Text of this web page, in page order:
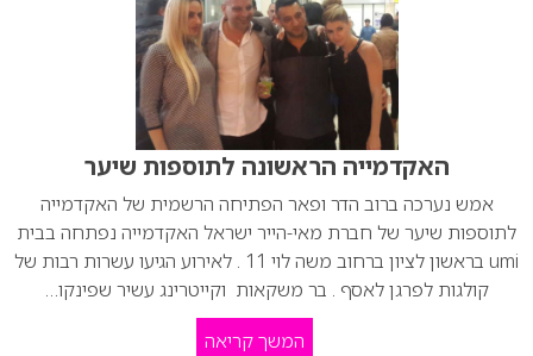
האקדמייה הראשונה לתוספות שיער
אמש נערכה ברוב הדר ופאר הפתיחה הרשמית של האקדמייה
לתוספות שיער של חברת מאי-הייר ישראל האקדמייה נפתחה בבית
umi בראשון לציון ברחוב משה לוי 11 . לאירוע הגיעו עשרות רבות של
קולגות לפרגן לאסף . בר משקאות וקייטרינג עשיר שפינקו…
המשך קריאה